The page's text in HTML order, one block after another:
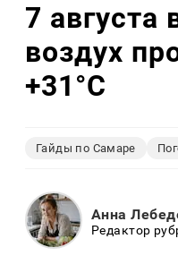
7 августа
воздух
+31°C
Гайды по Самаре
Анна
Редактор